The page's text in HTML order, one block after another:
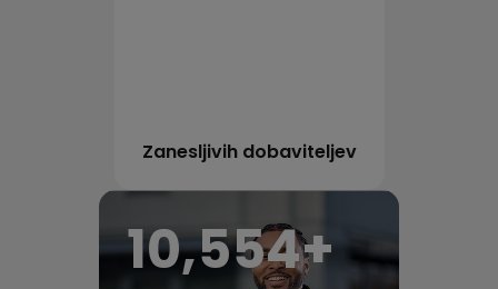
Zanesljivih dobaviteljev
11,221+